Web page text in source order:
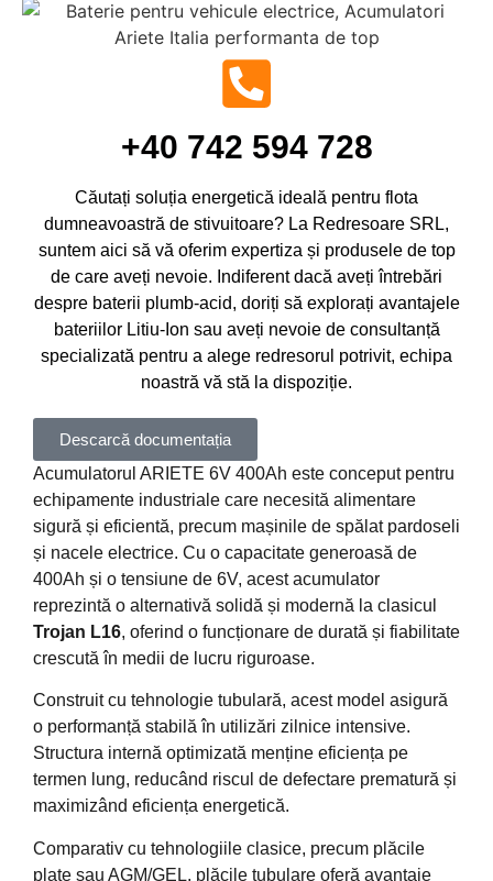
+40 742 594 728
Căutați soluția energetică ideală pentru flota
dumneavoastră de stivuitoare? La Redresoare SRL,
suntem aici să vă oferim expertiza și produsele de top
de care aveți nevoie. Indiferent dacă aveți întrebări
despre baterii plumb-acid, doriți să explorați avantajele
bateriilor Litiu-Ion sau aveți nevoie de consultanță
specializată pentru a alege redresorul potrivit, echipa
noastră vă stă la dispoziție.
Descarcă documentația
Acumulatorul ARIETE 6V 400Ah este conceput pentru
echipamente industriale care necesită alimentare
sigură și eficientă, precum mașinile de spălat pardoseli
și nacele electrice. Cu o capacitate generoasă de
400Ah și o tensiune de 6V, acest acumulator
reprezintă o alternativă solidă și modernă la clasicul
Trojan L16, oferind o funcționare de durată și fiabilitate
crescută în medii de lucru riguroase.
Construit cu tehnologie tubulară, acest model asigură
o performanță stabilă în utilizări zilnice intensive.
Structura internă optimizată menține eficiența pe
termen lung, reducând riscul de defectare prematură și
maximizând eficiența energetică.
Comparativ cu tehnologiile clasice, precum plăcile
plate sau AGM/GEL, plăcile tubulare oferă avantaje